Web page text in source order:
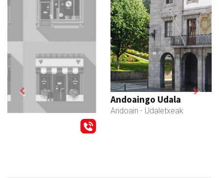
Andoaingo Udala
Andoain - Udaletxeak
Previous Next